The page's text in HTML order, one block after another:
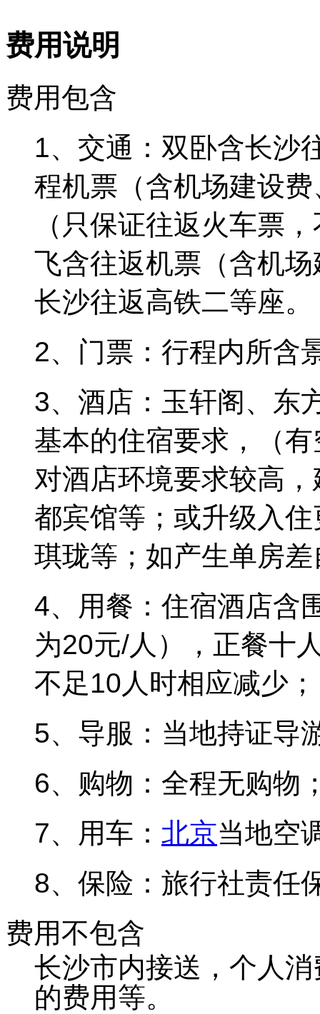
费用说明
费用包含
1、交通：双卧含长沙
程机票（含机场建设
（只保证往返火车票
飞含往返机票（含机
长沙往返高铁二等座。
2、门票：行程内所含
3、酒店：玉轩阁、东
基本的住宿要求，（
对酒店环境要求较高
都宾馆等；或升级入
琪珑等；如产生单房
4、用餐：住宿酒店含
为20元/人），正餐十
不足10人时相应减少；
5、导服：当地持证导
6、购物：全程无购物
7、用车： 北京当地空
8、保险：旅行社责任
费用不包含
长沙市内接送，个人
的费用等。